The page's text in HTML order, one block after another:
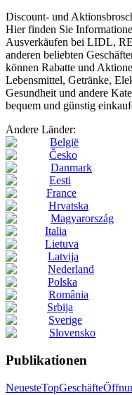
Discount- und
Hier finden Sie
Ausverkäufen bei LIDL,
anderen beliebten
können Rabatte und
Lebensmittel, Getränke,
Gesundheit und andere
bequem und günstig
Andere Länder:
België
Česko
Danmark
Eesti
France
Hrvatska
Magyarország
Italia
Lietuva
Latvija
Nederland
Polska
România
Srbija
Sverige
Slovensko
Publikationen
NeuesteTopGeschäfte